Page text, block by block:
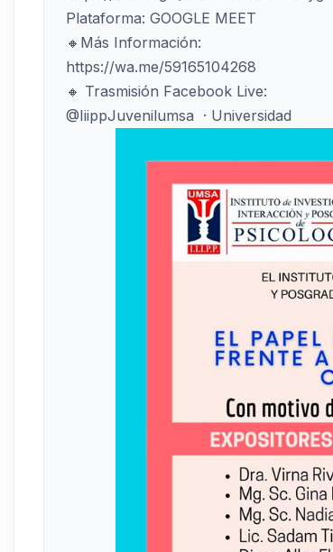
Plataforma: GOOGLE MEET
🔸Más Información:
https://wa.me/59165104268
🔸 Trasmisión Facebook Live:
@IiippJuvenilumsa · Universidad